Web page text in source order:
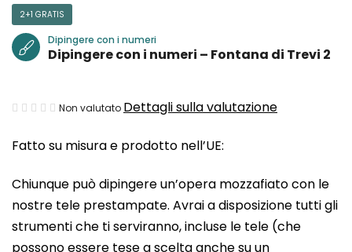
Fatto su misura e prodotto nell’UE:
Chiunque può dipingere un’opera mozzafiato con le
nostre tele prestampate. Avrai a disposizione tutti gli
strumenti che ti serviranno, incluse le tele (che
possono essere tese a scelta anche su un
2+1 GRATIS
Dipingere con i numeri
Dipingere con i numeri – Fontana di Trevi 2
La
media
prodotto
è
0,0
Non valutato Dettagli sulla valutazione